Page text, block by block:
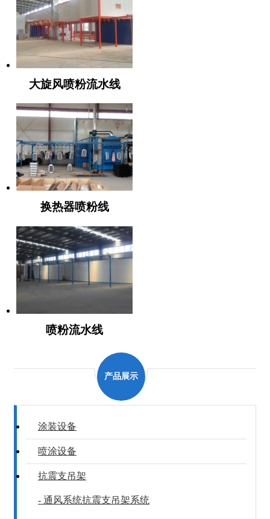
大旋风喷粉流水线
换热器喷粉线
喷粉流水线
产品展示
涂装设备
喷涂设备
抗震支吊架
- 通风系统抗震支吊架系统